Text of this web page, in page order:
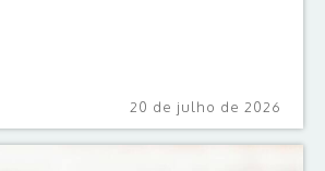
20 de julho de 2026